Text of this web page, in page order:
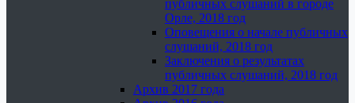
публичных слушаний в городе
Орле, 2018 год
Оповещения о начале публичных
слушаний, 2018 год
Заключения о результатах
публичных слушаний, 2018 год
Архив 2017 года